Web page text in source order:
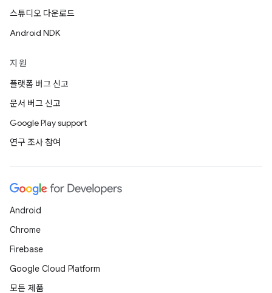
스튜디오 다운로드
Android NDK
지원
플랫폼 버그 신고
문서 버그 신고
Google Play support
연구 조사 참여
Android
Chrome
Firebase
Google Cloud Platform
모든 제품